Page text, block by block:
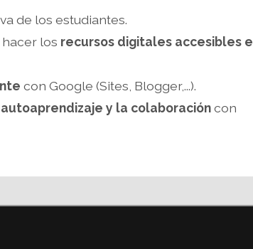
de los estudiantes.
los recursos digitales accesibles e
con Google (Sites, Blogger,...).
y la colaboracióncon